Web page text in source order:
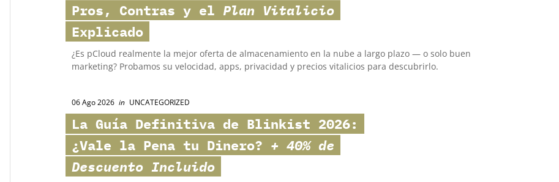
Pros, Contras y el Plan Vitalicio
Explicado
¿Es pCloud realmente la mejor oferta de almacenamiento en la nube a largo plazo — o solo buen
marketing? Probamos su velocidad, apps, privacidad y precios vitalicios para descubrirlo.
06 Ago 2026 in UNCATEGORIZED
La Guía Definitiva de Blinkist 2026:
¿Vale la Pena tu Dinero? + 40% de
Descuento Incluido